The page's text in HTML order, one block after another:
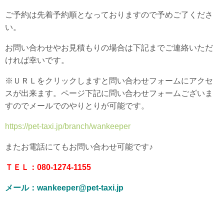
ご予約は先着予約順となっておりますので予めご了くださ
い。
お問い合わせやお見積もりの場合は下記までご連絡いただ
ければ幸いです。
※ＵＲＬをクリックしますと問い合わせフォームにアクセ
スが出来ます。ページ下記に問い合わせフォームございま
すのでメールでのやりとりが可能です。
https://pet-taxi.jp/branch/wankeeper
またお電話にてもお問い合わせ可能です♪
ＴＥＬ：080-1274-1155
メール：wankeeper@pet-taxi.jp